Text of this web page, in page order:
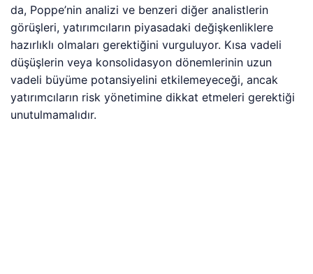
da, Poppe’nin analizi ve benzeri diğer analistlerin
görüşleri, yatırımcıların piyasadaki değişkenliklere
hazırlıklı olmaları gerektiğini vurguluyor. Kısa vadeli
düşüşlerin veya konsolidasyon dönemlerinin uzun
vadeli büyüme potansiyelini etkilemeyeceği, ancak
yatırımcıların risk yönetimine dikkat etmeleri gerektiği
unutulmamalıdır.